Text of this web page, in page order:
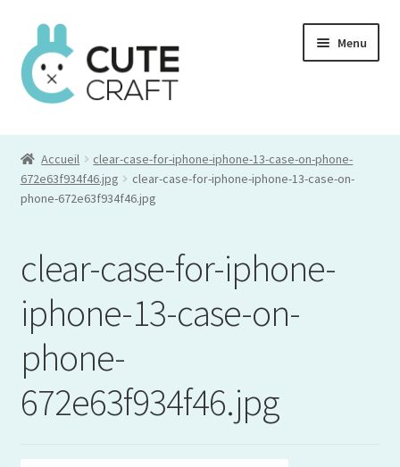
Aller
à
la
navigation
Aller
au
contenu
Menu
Commande
Accueil
clear-case-for-iphone-iphone-13-case-on-phone-
672e63f934f46.jpg
clear-case-for-iphone-iphone-13-case-on-
phone-672e63f934f46.jpg
clear-case-for-iphone-
iphone-13-case-on-
phone-
672e63f934f46.jpg